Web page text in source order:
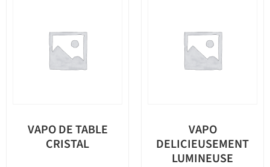
VAPO DE TABLE
CRISTAL
VAPO
DELICIEUSEMENT
LUMINEUSE